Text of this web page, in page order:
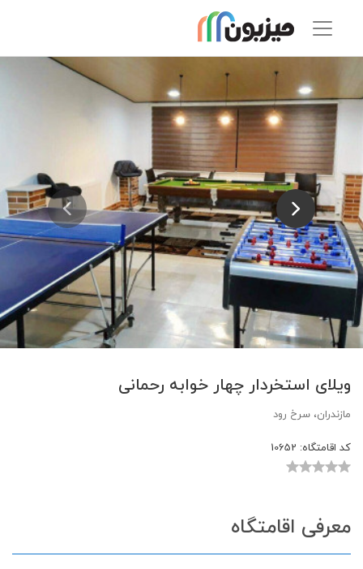
ویلای استخردار چهار خوابه رحمانى
مازندران، سرخ رود
کد اقامتگاه:
معرفی اقامتگاه